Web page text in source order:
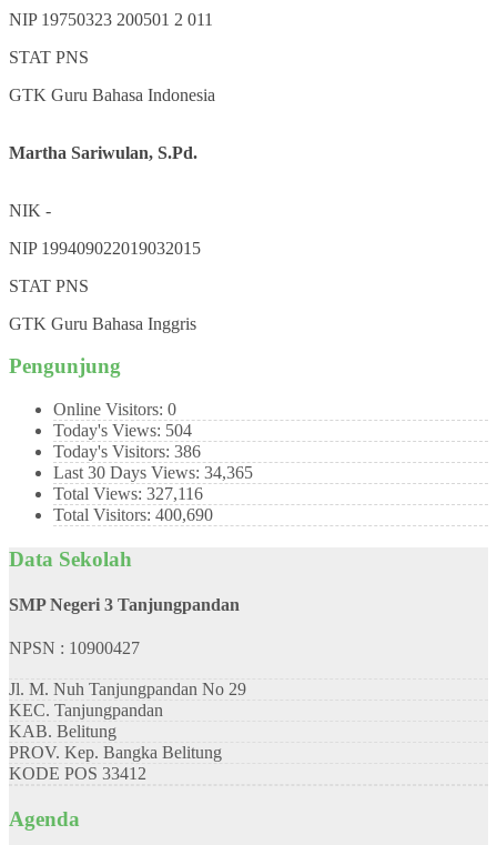
NIP 19750323 200501 2 011
STAT PNS
GTK Guru Bahasa Indonesia
Martha Sariwulan, S.Pd.
NIK -
NIP 199409022019032015
STAT PNS
GTK Guru Bahasa Inggris
Pengunjung
Online Visitors: 0
Today's Views: 504
Today's Visitors: 386
Last 30 Days Views: 34,365
Total Views: 327,116
Total Visitors: 400,690
Data Sekolah
SMP Negeri 3 Tanjungpandan
NPSN : 10900427
Jl. M. Nuh Tanjungpandan No 29
KEC. Tanjungpandan
KAB. Belitung
PROV. Kep. Bangka Belitung
KODE POS 33412
Agenda